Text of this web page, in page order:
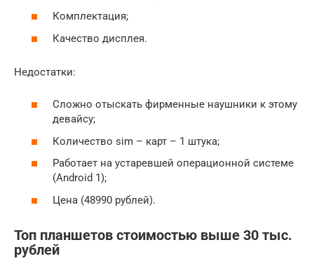
Комплектация;
Качество дисплея.
Недостатки:
Сложно отыскать фирменные наушники к этому
девайсу;
Количество sim – карт – 1 штука;
Работает на устаревшей операционной системе
(Android 1);
Цена (48990 рублей).
Топ планшетов стоимостью выше 30 тыс.
рублей